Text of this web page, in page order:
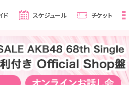
ド スケジュール チケット